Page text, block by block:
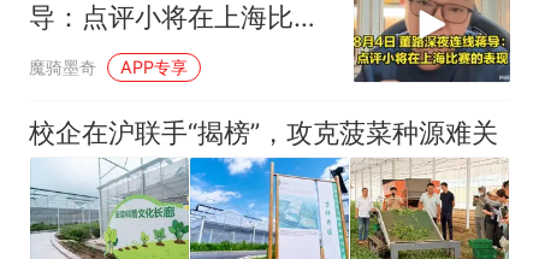
导：点评小将在上海比赛
的表现，听听看
魔骑墨奇 APP专享
校企在沪联手“揭榜”，攻克菠菜种源难关